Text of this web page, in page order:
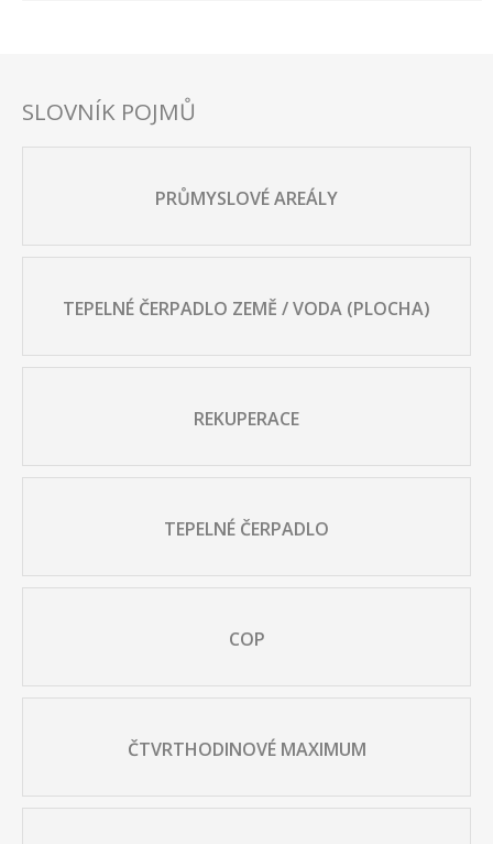
SLOVNÍK POJMŮ
PRŮMYSLOVÉ AREÁLY
TEPELNÉ ČERPADLO ZEMĚ / VODA (PLOCHA)
REKUPERACE
TEPELNÉ ČERPADLO
COP
ČTVRTHODINOVÉ MAXIMUM